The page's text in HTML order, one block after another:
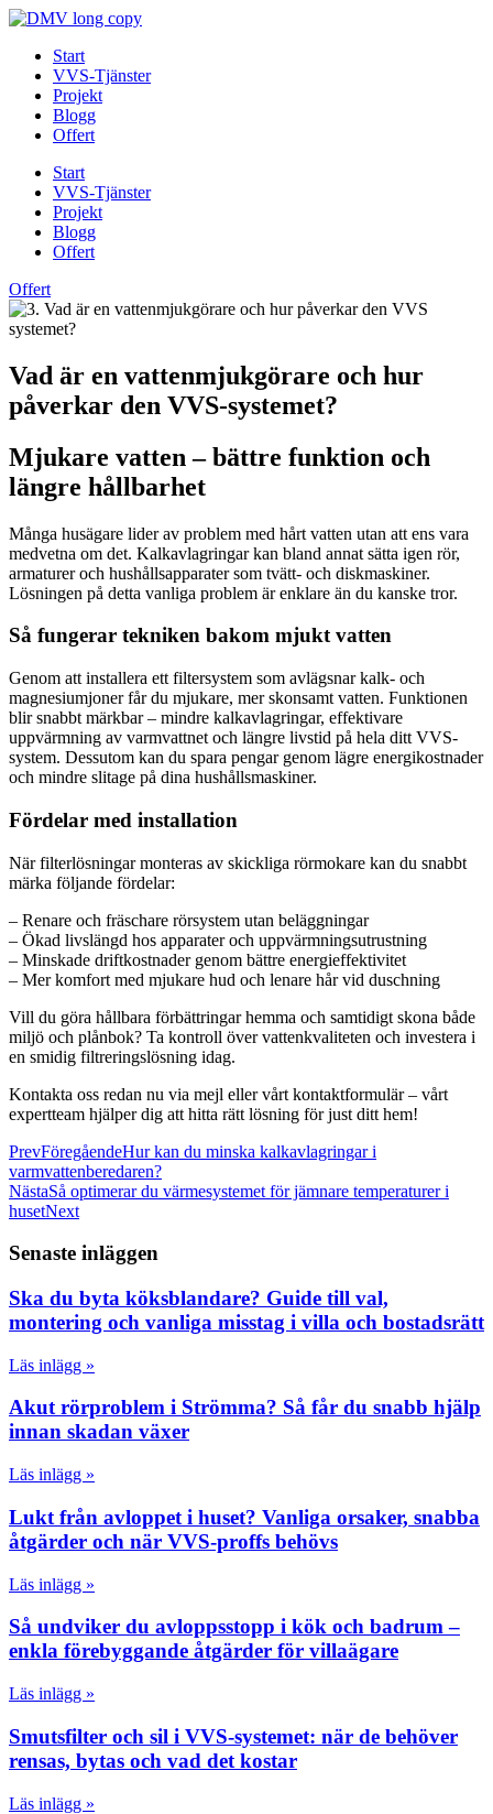
Skip
contentStart
VVS-Tjänster
Projekt
Blogg
Offert
Start
VVS-Tjänster
Projekt
Blogg
Offert
Offert
Vad är en vattenmjukgörare och hur
påverkar den VVS-systemet?
Mjukare vatten – bättre funktion och
längre hållbarhet
Många husägare lider av problem med hårt vatten utan att ens vara
medvetna om det. Kalkavlagringar kan bland annat sätta igen rör,
armaturer och hushållsapparater som tvätt- och diskmaskiner.
Lösningen på detta vanliga problem är enklare än du kanske tror.
Så fungerar tekniken bakom mjukt vatten
Genom att installera ett filtersystem som avlägsnar kalk- och
magnesiumjoner får du mjukare, mer skonsamt vatten. Funktionen
blir snabbt märkbar – mindre kalkavlagringar, effektivare
uppvärmning av varmvattnet och längre livstid på hela ditt VVS-
system. Dessutom kan du spara pengar genom lägre energikostnader
och mindre slitage på dina hushållsmaskiner.
Fördelar med installation
När filterlösningar monteras av skickliga rörmokare kan du snabbt
märka följande fördelar:
– Renare och fräschare rörsystem utan beläggningar
– Ökad livslängd hos apparater och uppvärmningsutrustning
– Minskade driftkostnader genom bättre energieffektivitet
– Mer komfort med mjukare hud och lenare hår vid duschning
Vill du göra hållbara förbättringar hemma och samtidigt skona både
miljö och plånbok? Ta kontroll över vattenkvaliteten och investera i
en smidig filtreringslösning idag.
Kontakta oss redan nu via mejl eller vårt kontaktformulär – vårt
expertteam hjälper dig att hitta rätt lösning för just ditt hem!
PrevFöregåendeHur kan du minska kalkavlagringar i
varmvattenberedaren?
NästaSå optimerar du värmesystemet för jämnare temperaturer i
husetNext
Senaste inläggen
Ska du byta köksblandare? Guide till val,
montering och vanliga misstag i villa och bostadsrätt
Läs inlägg »
Akut rörproblem i Strömma? Så får du snabb hjälp
innan skadan växer
Läs inlägg »
Lukt från avloppet i huset? Vanliga orsaker, snabba
åtgärder och när VVS-proffs behövs
Läs inlägg »
Så undviker du avloppsstopp i kök och badrum –
enkla förebyggande åtgärder för villaägare
Läs inlägg »
Smutsfilter och sil i VVS-systemet: när de behöver
rensas, bytas och vad det kostar
Läs inlägg »